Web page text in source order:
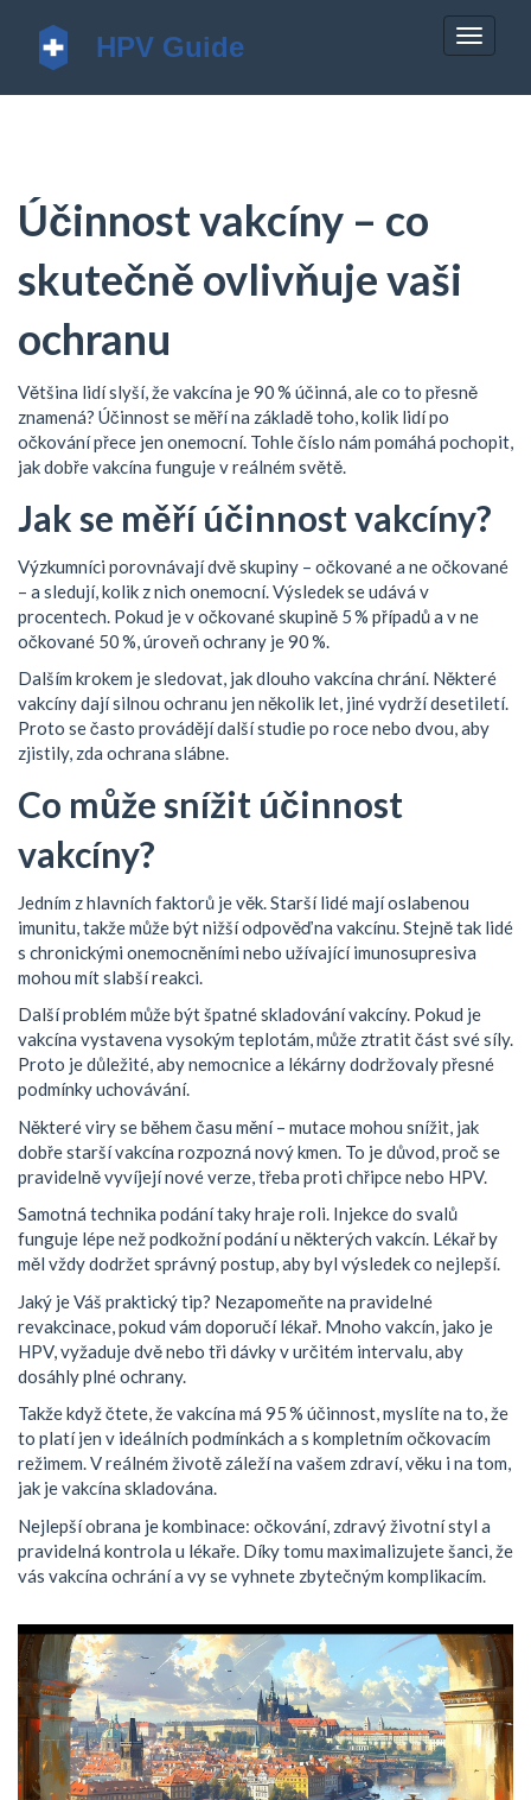
Účinnost vakcíny – co
skutečně ovlivňuje vaši
ochranu
Většina lidí slyší, že vakcína je 90 % účinná, ale co to přesně
znamená? Účinnost se měří na základě toho, kolik lidí po
očkování přece jen onemocní. Tohle číslo nám pomáhá pochopit,
jak dobře vakcína funguje v reálném světě.
Jak se měří účinnost vakcíny?
Výzkumníci porovnávají dvě skupiny – očkované a ne očkované
– a sledují, kolik z nich onemocní. Výsledek se udává v
procentech. Pokud je v očkované skupině 5 % případů a v ne
očkované 50 %, úroveň ochrany je 90 %.
Dalším krokem je sledovat, jak dlouho vakcína chrání. Některé
vakcíny dají silnou ochranu jen několik let, jiné vydrží desetiletí.
Proto se často provádějí další studie po roce nebo dvou, aby
zjistily, zda ochrana slábne.
Co může snížit účinnost
vakcíny?
Jedním z hlavních faktorů je věk. Starší lidé mají oslabenou
imunitu, takže může být nižší odpověď na vakcínu. Stejně tak lidé
s chronickými onemocněními nebo užívající imunosupresiva
mohou mít slabší reakci.
Další problém může být špatné skladování vakcíny. Pokud je
vakcína vystavena vysokým teplotám, může ztratit část své síly.
Proto je důležité, aby nemocnice a lékárny dodržovaly přesné
podmínky uchovávání.
Některé viry se během času mění – mutace mohou snížit, jak
dobře starší vakcína rozpozná nový kmen. To je důvod, proč se
pravidelně vyvíjejí nové verze, třeba proti chřipce nebo HPV.
Samotná technika podání taky hraje roli. Injekce do svalů
funguje lépe než podkožní podání u některých vakcín. Lékař by
měl vždy dodržet správný postup, aby byl výsledek co nejlepší.
Jaký je Váš praktický tip? Nezapomeňte na pravidelné
revakcinace, pokud vám doporučí lékař. Mnoho vakcín, jako je
HPV, vyžaduje dvě nebo tři dávky v určitém intervalu, aby
dosáhly plné ochrany.
Takže když čtete, že vakcína má 95 % účinnost, myslíte na to, že
to platí jen v ideálních podmínkách a s kompletním očkovacím
režimem. V reálném životě záleží na vašem zdraví, věku i na tom,
jak je vakcína skladována.
Nejlepší obrana je kombinace: očkování, zdravý životní styl a
pravidelná kontrola u lékaře. Díky tomu maximalizujete šanci, že
vás vakcína ochrání a vy se vyhnete zbytečným komplikacím.